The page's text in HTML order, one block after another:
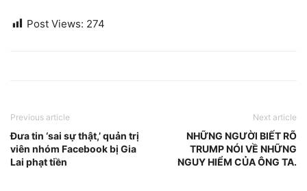
Post Views: 274
Previous article
Đưa tin ‘sai sự thật,’ quản trị
viên nhóm Facebook bị Gia
Lai phạt tiền
Next article
NHỮNG NGƯỜI BIẾT RÕ
TRUMP NÓI VỀ NHỮNG
NGUY HIỂM CỦA ÔNG TA.